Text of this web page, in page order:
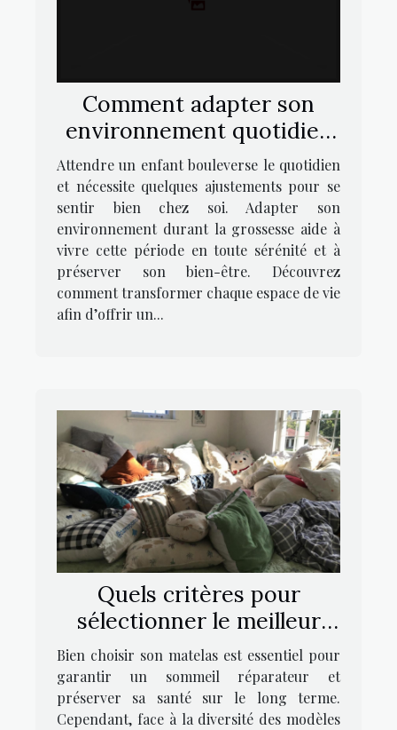
Comment adapter son
environnement quotidien
pour une grossesse
confortable ?
Attendre un enfant bouleverse le quotidien
et nécessite quelques ajustements pour se
sentir bien chez soi. Adapter son
environnement durant la grossesse aide à
vivre cette période en toute sérénité et à
préserver son bien-être. Découvrez
comment transformer chaque espace de vie
afin d’offrir un...
Quels critères pour
sélectionner le meilleur
matelas pour un repos
optimal ?
Bien choisir son matelas est essentiel pour
garantir un sommeil réparateur et
préserver sa santé sur le long terme.
Cependant, face à la diversité des modèles